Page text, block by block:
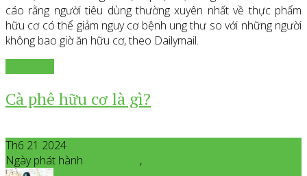
cáo rằng người tiêu dùng thường xuyên nhất về thực phẩm
hữu cơ có thể giảm nguy cơ bệnh ung thư so với những người
không bao giờ ăn hữu cơ, theo Dailymail.
Cà phê hữu cơ là gì?
Th6 21 2024
Ngày phát hành
,